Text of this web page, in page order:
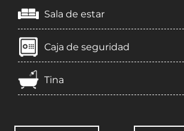
Sala de estar
Caja de seguridad
Tina